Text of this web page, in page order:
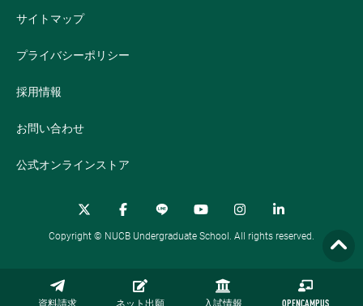
サイトマップ
プライバシーポリシー
採用情報
お問い合わせ
公式オンラインストア
Copyright © NUCB Undergraduate School. All rights reserved.